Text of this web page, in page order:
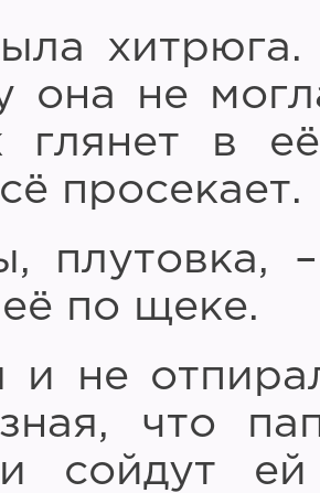
хитрюга.
она не
в её
просекает.
плутовка,
по щеке.
не
зная, что
сойдут